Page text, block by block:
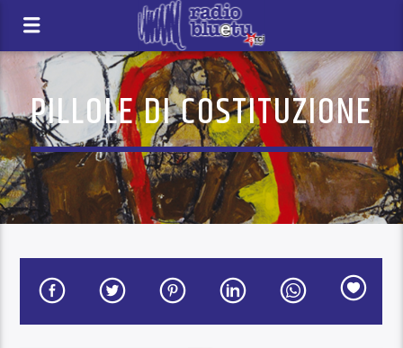
PILLOLE DI COSTITUZIONE